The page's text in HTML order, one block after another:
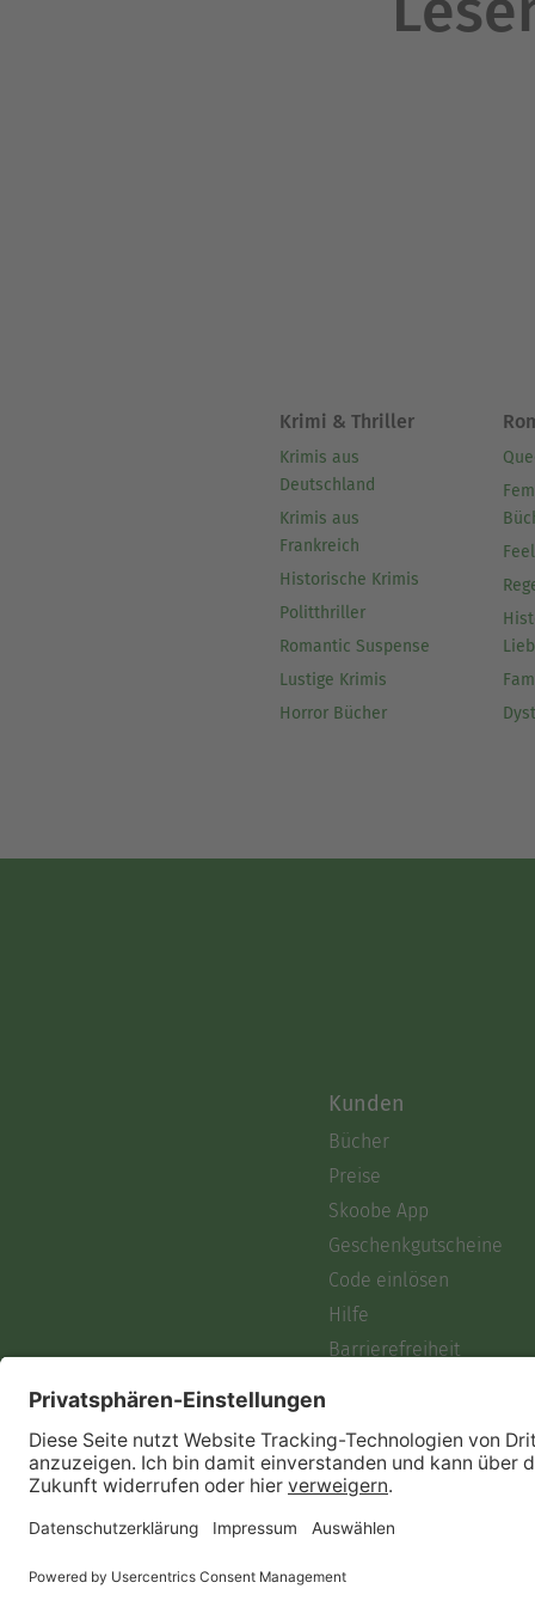
Krimi & Thriller
Krimis aus
Deutschland
Krimis aus
Frankreich
Historische Krimis
Politthriller
Romantic Suspense
Lustige Krimis
Horror Bücher
Kunden
Bücher
Preise
Skoobe App
Geschenkgutscheine
Code einlösen
Hilfe
Barrierefreiheit